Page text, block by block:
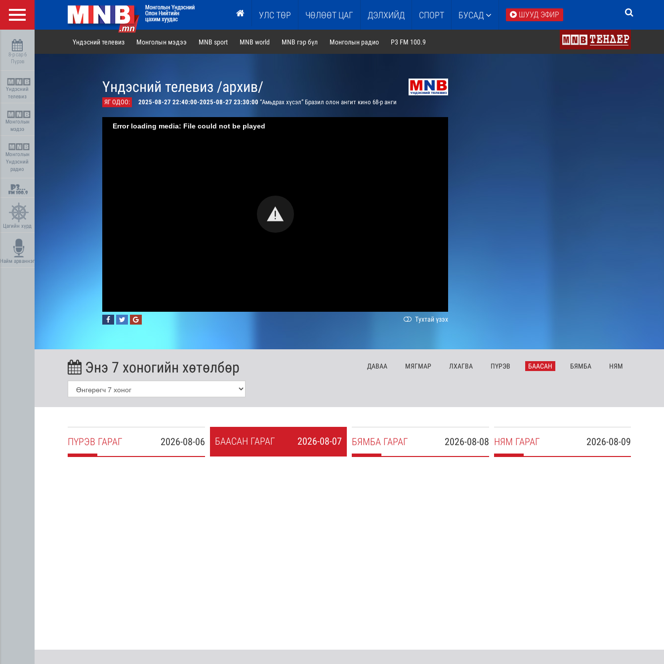
УЛС ТӨР ЧӨЛӨӨТ ЦАГ ДЭЛХИЙД СПОРТ БУСАД ШУУД ЭФИР
8-р сар 6
Пүрэв
Үндэсний
телевиз
Монголын
мэдээ
Монголын
Үндэсний
радио
Цагийн хүрд
Найм арваннэг
Үндэсний телевиз Монголын мэдээ MNB sport MNB world MNB гэр бүл Монголын радио P3 FM 100.9
Үндэсний телевиз /архив/
ЯГ ОДОО: 2025-08-27 22:40:00-2025-08-27 23:30:00 “Амьдрах хүсэл” Бразил олон ангит кино 68-р анги
Error loading media: File could not be played
Тухтай үзэх
Энэ 7 хоногийн хөтөлбөр ДАВАА МЯГМАР ЛХАГВА ПҮРЭВ БААСАН БЯМБА НЯМ
2026-08-06
ПҮРЭВ ГАРАГ 2026-08-07
БААСАН ГАРАГ 2026-08-08
БЯМБА ГАРАГ 2026-08-09
НЯМ ГАРАГ